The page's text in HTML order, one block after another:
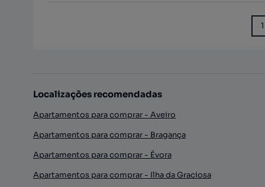
1
Localizações recomendadas
Apartamentos para comprar - Aveiro
Apartamentos para comprar - Bragança
Apartamentos para comprar - Évora
Apartamentos para comprar - Ilha da Graciosa